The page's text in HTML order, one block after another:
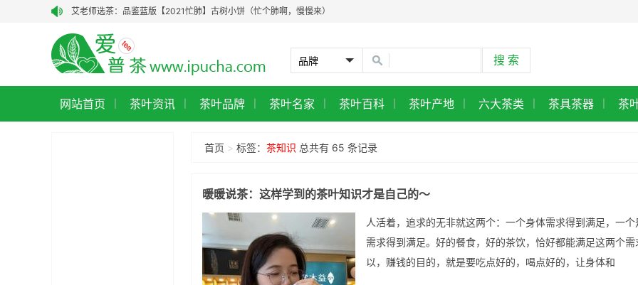
艾老师选茶：品鉴蓝版【2021忙肺】古树小饼（忙个肺啊，慢慢来）
艾老师选茶：品鉴老昆明茶厂90年代7542青饼‖
艾老师选茶：品鉴90年代1996年7542青饼
龑王牌：以真心制好茶，让每一口茶都有温度
【艾老师选茶·老茶聚珍阁】干仓药香vs港仓参韵：老茶聚珍阁经典普洱图鉴
勐海茶厂2001年大红印（101批）品鉴：一款入口即甜、体感通达的标杆老茶
小众·老茶·山野气｜私藏红印2015年薄荷塘古树茶，今日有样品鉴
艾老师选茶：芊芷源2020年醇和古树熟茶
网站首页 茶叶资讯 茶叶品牌 茶叶名家 茶叶百科 茶叶产地 六大茶类 茶具茶器 茶
首页 > 标签： 茶知识 总共有 65 条记录
暖暖说茶：这样学到的茶叶知识才是自己的～
人活着，追求的无非就这两个：一个身体需求得到满足，一个
需求得到满足。好的餐食，好的茶饮，恰好都能满足这两个需
以，赚钱的目的，就是要吃点好的，喝点好的，让身体和